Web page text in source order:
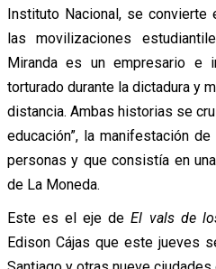
Instituto Nacional, se
las movilizaciones
Miranda es un empresario e
torturado durante la dictadura y
distancia. Ambas historias se
educación”, la manifestación
personas y que consistía en
de La Moneda.
Este es el eje deEl vals de
Edison Cájas que este jueves